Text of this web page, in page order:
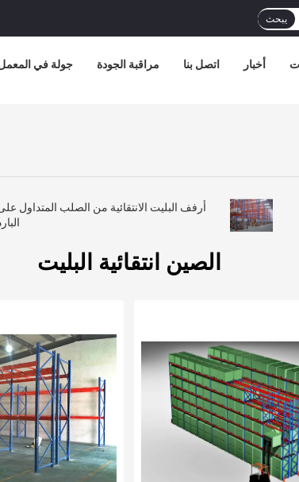
يبحث
جولة في مراقبة الجودة اتصل بنا أخبار
أرفف البليت الانتقائية من الصلب المتداول
الصين انتقائية البليت